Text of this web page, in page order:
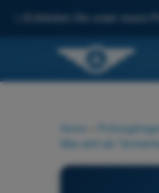
Entdecken Sie unser neues
Home Prüfungsfragen
Was wird als